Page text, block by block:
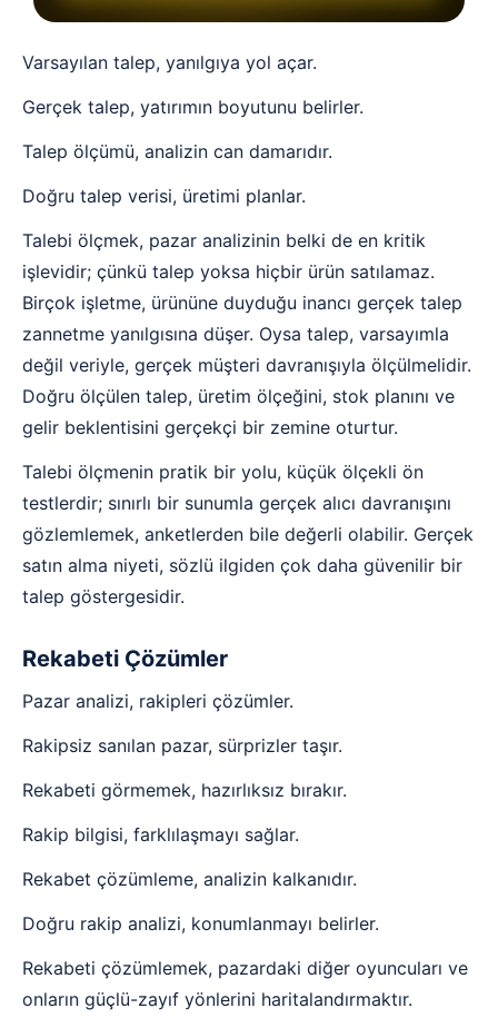
Varsayılan talep, yanılgıya yol açar.
Gerçek talep, yatırımın boyutunu belirler.
Talep ölçümü, analizin can damarıdır.
Doğru talep verisi, üretimi planlar.
Talebi ölçmek, pazar analizinin belki de en kritik
işlevidir; çünkü talep yoksa hiçbir ürün satılamaz.
Birçok işletme, ürününe duyduğu inancı gerçek talep
zannetme yanılgısına düşer. Oysa talep, varsayımla
değil veriyle, gerçek müşteri davranışıyla ölçülmelidir.
Doğru ölçülen talep, üretim ölçeğini, stok planını ve
gelir beklentisini gerçekçi bir zemine oturtur.
Talebi ölçmenin pratik bir yolu, küçük ölçekli ön
testlerdir; sınırlı bir sunumla gerçek alıcı davranışını
gözlemlemek, anketlerden bile değerli olabilir. Gerçek
satın alma niyeti, sözlü ilgiden çok daha güvenilir bir
talep göstergesidir.
Rekabeti Çözümler
Pazar analizi, rakipleri çözümler.
Rakipsiz sanılan pazar, sürprizler taşır.
Rekabeti görmemek, hazırlıksız bırakır.
Rakip bilgisi, farklılaşmayı sağlar.
Rekabet çözümleme, analizin kalkanıdır.
Doğru rakip analizi, konumlanmayı belirler.
Rekabeti çözümlemek, pazardaki diğer oyuncuları ve
onların güçlü-zayıf yönlerini haritalandırmaktır.